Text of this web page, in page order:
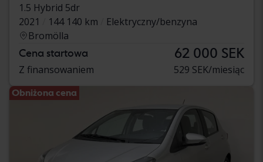
1.5 Hybrid 5dr
2021
144 140 km
Elektryczny/benzyna
Bromölla
Cena startowa 62 000 SEK
Z finansowaniem 529 SEK/miesiąc
Obniżona cena